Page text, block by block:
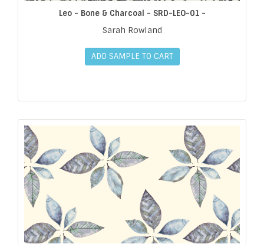
Leo - Bone & Charcoal - SRD-LEO-01 -
Sarah Rowland
ADD SAMPLE TO CART